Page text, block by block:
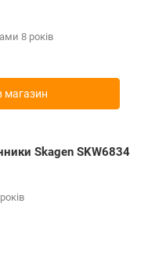
8 років
магазин
Skagen SKW6834